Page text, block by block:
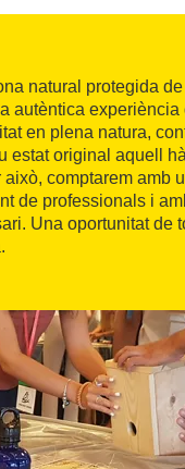
natural protegida
autèntica experiència
en plena natura,
estat original aquell
comptarem amb
de professionals i
Una oportunitat de